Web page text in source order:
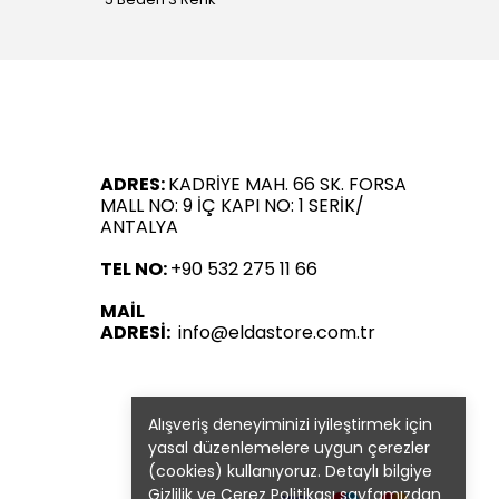
Alışveriş deneyiminizi iyileştirmek için
yasal düzenlemelere uygun çerezler
(cookies) kullanıyoruz. Detaylı bilgiye
Gizlilik ve Çerez Politikasısayfamızdan
ADRES:KADRİYE MAH. 66 SK. FORSA
MALL NO: 9 İÇ KAPI NO: 1 SERİK/
ANTALYA
TEL NO:+90 532 275 11 66
MAİL
ADRESİ: info@eldastore.com.tr